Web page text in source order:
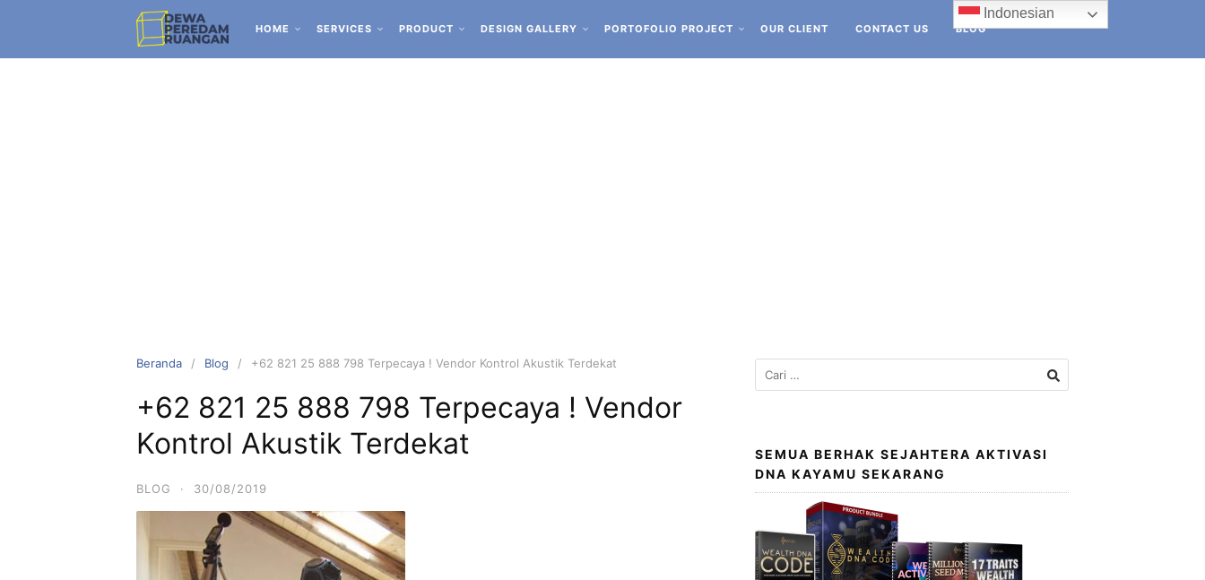
HOME SERVICES PRODUCT DESIGN GALLERY PORTOFOLIO PROJECT OUR CLIENT CONTACT US BLOG
Beranda Blog +62 821 25 888 798 Terpecaya ! Vendor Kontrol Akustik Terdekat
+62 821 25 888 798 Terpecaya ! Vendor
Kontrol Akustik Terdekat
BLOG · 30/08/2019
SEMUA BERHAK SEJAHTERA AKTIVASI
DNA KAYAMU SEKARANG
Indonesian